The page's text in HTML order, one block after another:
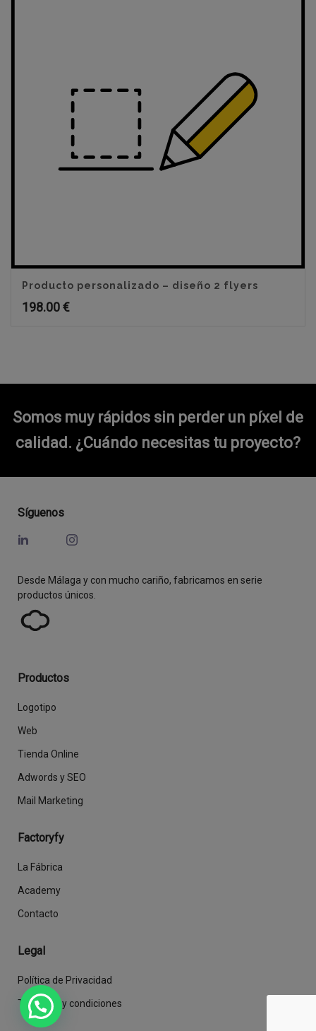
Producto personalizado – diseño 2 flyers
198.00€
Somos muy rápidos sin perder un píxel de
calidad. ¿Cuándo necesitas tu proyecto?
Síguenos
Desde Málaga y con mucho cariño, fabricamos en serie
productos únicos.
Productos
Logotipo
Web
Tienda Online
Adwords y SEO
Mail Marketing
Factoryfy
La Fábrica
Academy
Contacto
Legal
Política de Privacidad
Términos y condiciones